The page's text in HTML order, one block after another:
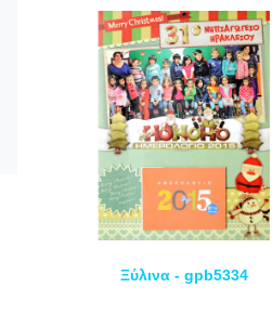
Ξύλινα - gpb5334